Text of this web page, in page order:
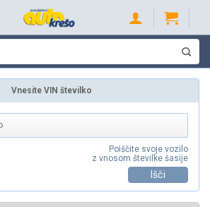
Vnesite VIN številko
Poiščite svoje vozilo
z vnosom številke šasije
Išči